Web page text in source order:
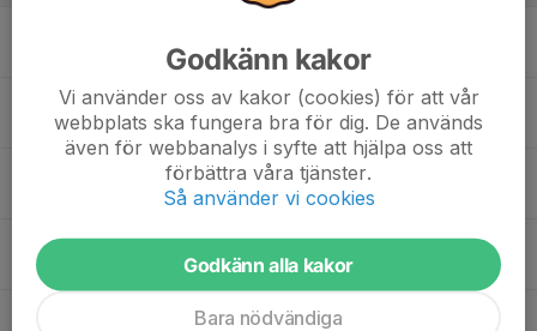
Tor
20:00
Träning
Svanängens IP
Godkänn kakor
Vi använder oss av kakor (cookies) för att vår
webbplats ska fungera bra för dig. De används
även för webbanalys i syfte att hjälpa oss att
förbättra våra tjänster.
Så använder vi cookies
Godkänn alla kakor
Bara nödvändiga